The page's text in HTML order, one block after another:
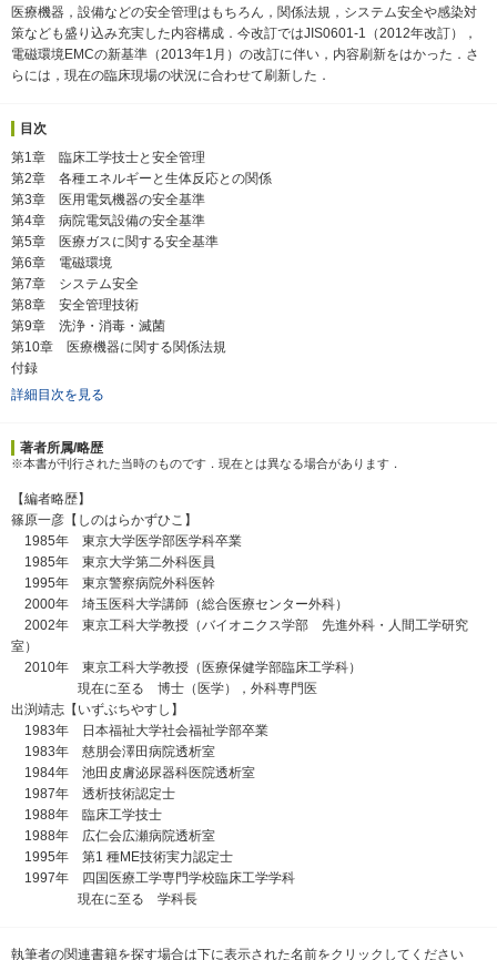
医療機器，設備などの安全管理はもちろん，関係法規，システム安全や感染対
策なども盛り込み充実した内容構成．今改訂ではJIS0601-1（2012年改訂），
電磁環境EMCの新基準（2013年1月）の改訂に伴い，内容刷新をはかった．さ
らには，現在の臨床現場の状況に合わせて刷新した．
目次
第1章 臨床工学技士と安全管理
第2章 各種エネルギーと生体反応との関係
第3章 医用電気機器の安全基準
第4章 病院電気設備の安全基準
第5章 医療ガスに関する安全基準
第6章 電磁環境
第7章 システム安全
第8章 安全管理技術
第9章 洗浄・消毒・滅菌
第10章 医療機器に関する関係法規
付録
詳細目次を見る
著者所属/略歴
※本書が刊行された当時のものです．現在とは異なる場合があります．
【編者略歴】
篠原一彦【しのはらかずひこ】
1985年 東京大学医学部医学科卒業
1985年 東京大学第二外科医員
1995年 東京警察病院外科医幹
2000年 埼玉医科大学講師（総合医療センター外科）
2002年 東京工科大学教授（バイオニクス学部 先進外科・人間工学研究
室）
2010年 東京工科大学教授（医療保健学部臨床工学科）
現在に至る 博士（医学），外科専門医
出渕靖志【いずぶちやすし】
1983年 日本福祉大学社会福祉学部卒業
1983年 慈朋会澤田病院透析室
1984年 池田皮膚泌尿器科医院透析室
1987年 透析技術認定士
1988年 臨床工学技士
1988年 広仁会広瀬病院透析室
1995年 第1 種ME技術実力認定士
1997年 四国医療工学専門学校臨床工学学科
現在に至る 学科長
執筆者の関連書籍を探す場合は下に表示された名前をクリックしてください